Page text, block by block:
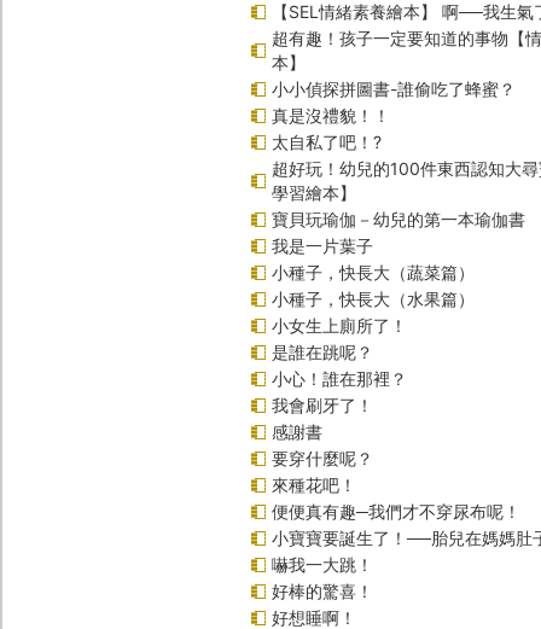
【SEL情緒素養繪本】 啊──我生氣
超有趣！孩子一定要知道的事物【
本】
小小偵探拼圖書-誰偷吃了蜂蜜？
真是沒禮貌！！
太自私了吧！?
超好玩！幼兒的100件東西認知大
學習繪本】
寶貝玩瑜伽－幼兒的第一本瑜伽書
我是一片葉子
小種子，快長大（蔬菜篇）
小種子，快長大（水果篇）
小女生上廁所了！
是誰在跳呢？
小心！誰在那裡？
我會刷牙了！
感謝書
要穿什麼呢？
來種花吧！
便便真有趣─我們才不穿尿布呢！
小寶寶要誕生了！──胎兒在媽媽肚
嚇我一大跳！
好棒的驚喜！
好想睡啊！